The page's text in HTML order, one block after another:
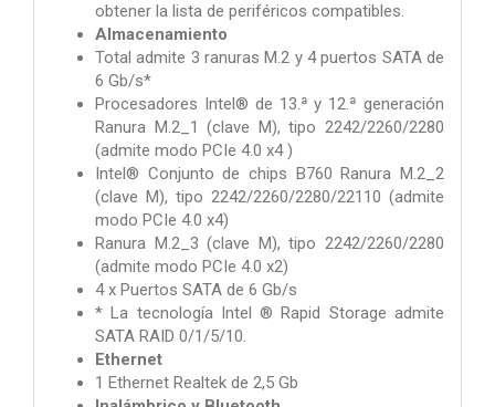
obtener la lista de periféricos compatibles.
Almacenamiento
Total admite 3 ranuras M.2 y 4 puertos SATA de
6 Gb/s*
Procesadores Intel® de 13.ª y 12.ª generación
Ranura M.2_1 (clave M), tipo 2242/2260/2280
(admite modo PCIe 4.0 x4 )
Intel® Conjunto de chips B760 Ranura M.2_2
(clave M), tipo 2242/2260/2280/22110 (admite
modo PCIe 4.0 x4)
Ranura M.2_3 (clave M), tipo 2242/2260/2280
(admite modo PCIe 4.0 x2)
4 x Puertos SATA de 6 Gb/s
* La tecnología Intel ® Rapid Storage admite
SATA RAID 0/1/5/10.
Ethernet
1 Ethernet Realtek de 2,5 Gb